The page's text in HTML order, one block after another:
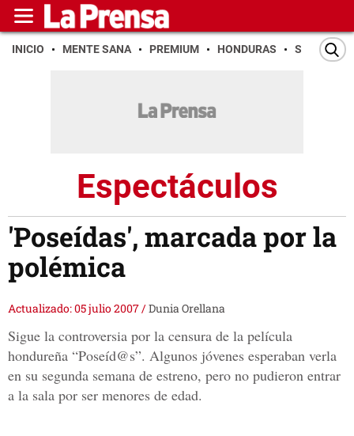
INICIO MENTE SANA PREMIUM HONDURAS SAN PEDRO
Espectáculos
'Poseídas', marcada por la
polémica
Actualizado: 05 julio 2007/Dunia Orellana
Sigue la controversia por la censura de la película
hondureña “Poseíd@s”. Algunos jóvenes esperaban verla
en su segunda semana de estreno, pero no pudieron entrar
a la sala por ser menores de edad.